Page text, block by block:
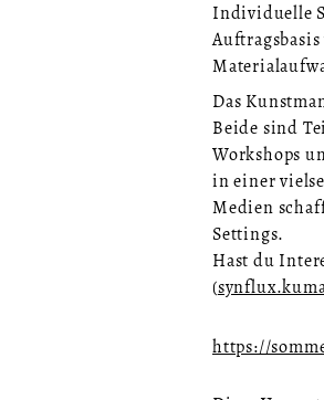
Individuelle
Das
Beide sind
Workshops
in einer
Medien
Settings.
Hast du
(
https://